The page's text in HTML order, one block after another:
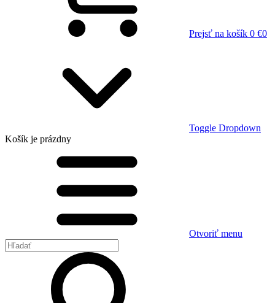
Prejsť na košík 0 €0
Toggle Dropdown
Košík je prázdny
Otvoriť menu